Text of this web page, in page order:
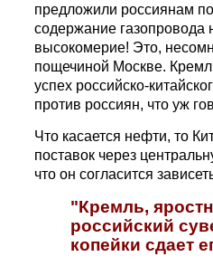
предложили россиянам
содержание газопровода
высокомерие! Это,
пощечиной Москве.
успех российско-
против россиян, что уж
Что касается нефти, то
поставок через
что он согласится
"Кремль,
российский
копейки сдает